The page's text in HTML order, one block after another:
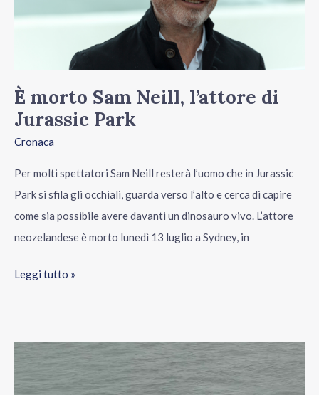
È morto Sam Neill, l’attore di
Jurassic Park
Cronaca
Per molti spettatori Sam Neill resterà l’uomo che in Jurassic
Park si sfila gli occhiali, guarda verso l’alto e cerca di capire
come sia possibile avere davanti un dinosauro vivo. L’attore
neozelandese è morto lunedì 13 luglio a Sydney, in
Leggi tutto »
L’idrovolante